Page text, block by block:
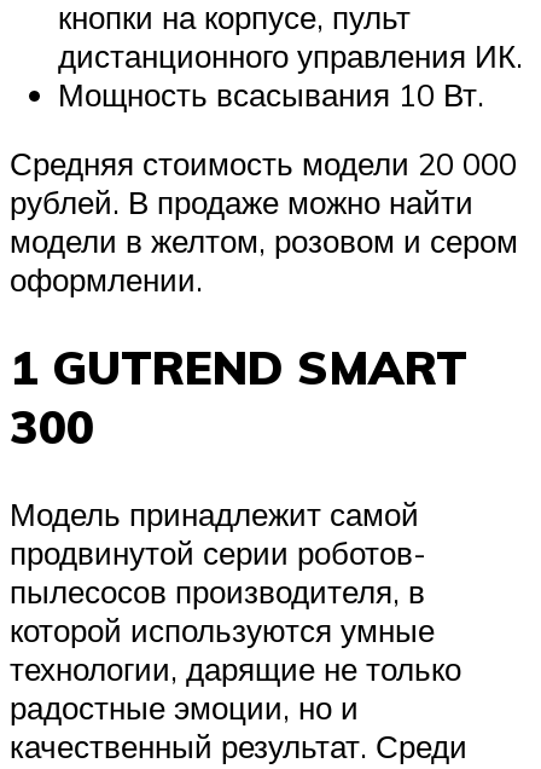
кнопки на корпусе, пульт
дистанционного управления ИК.
Мощность всасывания 10 Вт.
Средняя стоимость модели 20 000
рублей. В продаже можно найти
модели в желтом, розовом и сером
оформлении.
1 GUTREND SMART
300
Модель принадлежит самой
продвинутой серии роботов-
пылесосов производителя, в
которой используются умные
технологии, дарящие не только
радостные эмоции, но и
качественный результат. Среди